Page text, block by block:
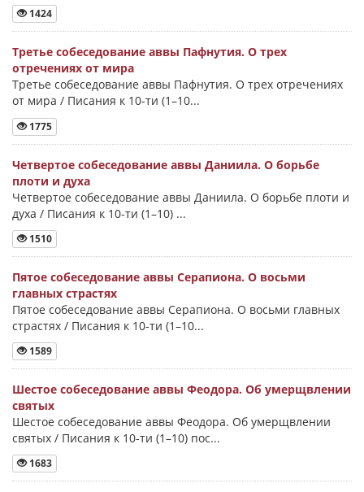
1424
Третье собеседование аввы Пафнутия. О трех
отречениях от мира
Третье собеседование аввы Пафнутия. О трех отречениях
от мира / Писания к 10-ти (1–10...
1775
Четвертое собеседование аввы Даниила. О борьбе
плоти и духа
Четвертое собеседование аввы Даниила. О борьбе плоти и
духа / Писания к 10-ти (1–10) ...
1510
Пятое собеседование аввы Серапиона. О восьми
главных страстях
Пятое собеседование аввы Серапиона. О восьми главных
страстях / Писания к 10-ти (1–10...
1589
Шестое собеседование аввы Феодора. Об умерщвлении
святых
Шестое собеседование аввы Феодора. Об умерщвлении
святых / Писания к 10-ти (1–10) пос...
1683